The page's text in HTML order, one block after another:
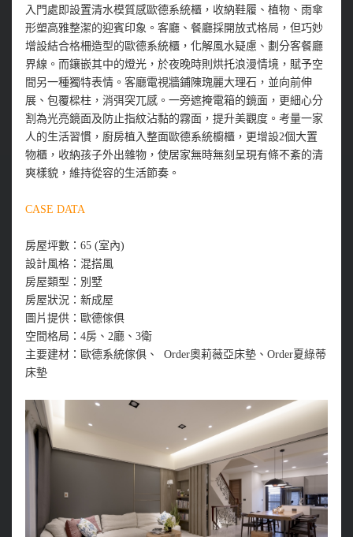
入門處即設置清水模質感歐德系統櫃，收納鞋履、植物、雨傘
形塑高雅整潔的迎賓印象。客廳、餐廳採開放式格局，但巧妙
增設結合格柵造型的歐德系統櫃，化解風水疑慮、劃分客餐廳
界線。而鑲嵌其中的燈光，於夜晚時則烘托浪漫情境，賦予空
間另一種獨特表情。客廳電視牆鋪陳瑰麗大理石，並向前伸
展、包覆樑柱，消弭突兀感。一旁遮掩電箱的鏡面，更細心分
割為光亮鏡面及防止指紋沾黏的霧面，提升美觀度。考量一家
人的生活習慣，廚房植入整面歐德系統櫥櫃，更增設2個大置
物櫃，收納孩子外出雜物，使居家無時無刻呈現有條不紊的清
爽樣貌，維持從容的生活節奏。
CASE DATA
房屋坪數：65 (室內)
設計風格：混搭風
房屋類型：別墅
房屋狀況：新成屋
圖片提供：歐德傢俱
空間格局：4房、2廳、3衛
主要建材：歐德系統傢俱、 Order奧莉薇亞床墊、 Order夏綠蒂
床墊